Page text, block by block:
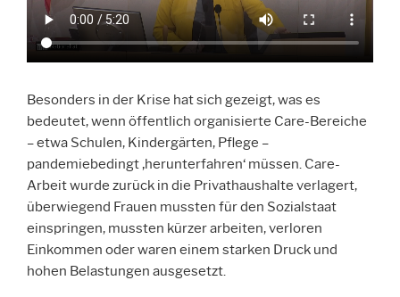
Besonders in der Krise hat sich gezeigt, was es
bedeutet, wenn öffentlich organisierte Care-Bereiche
– etwa Schulen, Kindergärten, Pflege –
pandemiebedingt ‚herunterfahren‘ müssen. Care-
Arbeit wurde zurück in die Privathaushalte verlagert,
überwiegend Frauen mussten für den Sozialstaat
einspringen, mussten kürzer arbeiten, verloren
Einkommen oder waren einem starken Druck und
hohen Belastungen ausgesetzt.